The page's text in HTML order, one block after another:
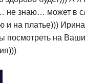
не знаю… может в
и на платье)))
посмотреть на